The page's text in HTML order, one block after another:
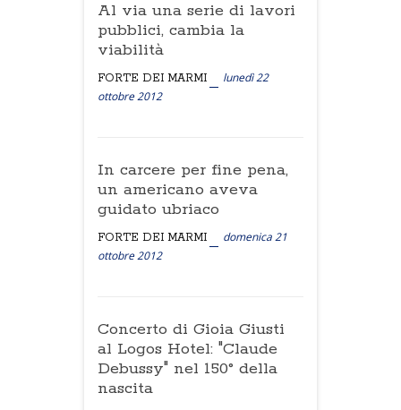
Al via una serie di lavori
pubblici, cambia la
viabilità
FORTE DEI MARMI
lunedì 22
ottobre 2012
In carcere per fine pena,
un americano aveva
guidato ubriaco
FORTE DEI MARMI
domenica 21
ottobre 2012
Concerto di Gioia Giusti
al Logos Hotel: "Claude
Debussy" nel 150° della
nascita